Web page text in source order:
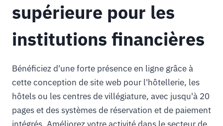
supérieure pour les
institutions financières
Bénéficiez d'une forte présence en ligne grâce à
cette conception de site web pour l'hôtellerie, les
hôtels ou les centres de villégiature, avec jusqu'à 20
pages et des systèmes de réservation et de paiement